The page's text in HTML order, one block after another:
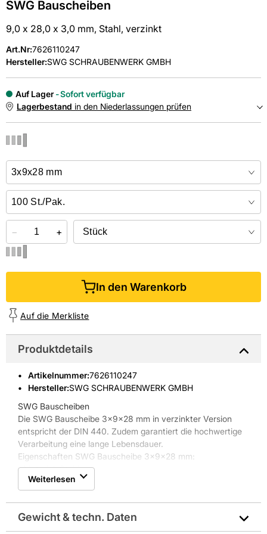
SWG Bauscheiben
9,0 x 28,0 x 3,0 mm, Stahl, verzinkt
Art.Nr:7626110247
Hersteller:SWG SCHRAUBENWERK GMBH
Auf Lager
Sofort verfügbar
Lagerbestand in den Niederlassungen prüfen
Online kaufen &
− +
In den Warenkorb
Auf die Merkliste
Produktdetails
Artikelnummer:7626110247
Hersteller:SWG SCHRAUBENWERK GMBH
SWG Bauscheiben
Die SWG Bauscheibe 3x9x28 mm in verzinkter Version
entspricht der DIN 440. Zudem garantiert die hochwertige
Verarbeitung eine lange Lebensdauer.
Eigenschaften SWG Bauscheibe 3x9x28 mm:
*Material: Stahl
*Oberfläche: verzinkt
*Außendurchmesser: 9 mm
*Innendurchmesser: 28 mm
Weiterlesen
Gewicht & techn. Daten